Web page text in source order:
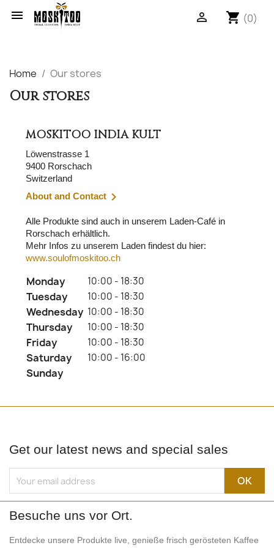
 shopping_cart (0)

Home Our stores
Our stores
MOSKITOO INDIA KULT
Löwenstrasse 1
9400 Rorschach
Switzerland
About and Contact 
Alle Produkte sind auch in unserem Laden-Café in
Rorschach erhältlich.
Mehr Infos zu unserem Laden findest du hier:
www.soulofmoskitoo.ch
Monday 10:00 - 18:30
Tuesday 10:00 - 18:30
Wednesday 10:00 - 18:30
Thursday 10:00 - 18:30
Friday 10:00 - 18:30
Saturday 10:00 - 16:00
Sunday
Get our latest news and special sales
Besuche uns vor Ort.
Entdecke unsere Produkte live, genieße frisch gerösteten Kaffee